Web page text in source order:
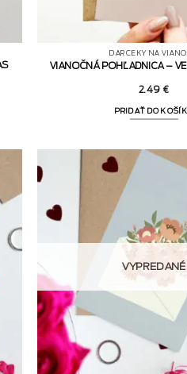
DARČEKY NA
VIANOČNÁ POHĽADNICA –
2.49€
PRIDAŤ DO
VYPREDANÉ